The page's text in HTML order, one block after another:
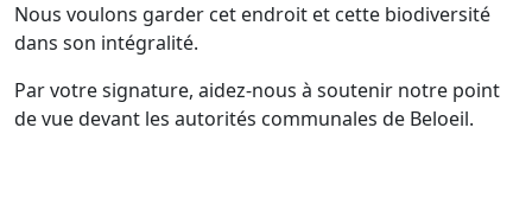
Nous voulons garder cet endroit et cette biodiversité
dans son intégralité.
Par votre signature, aidez-nous à soutenir notre point
de vue devant les autorités communales de Beloeil.